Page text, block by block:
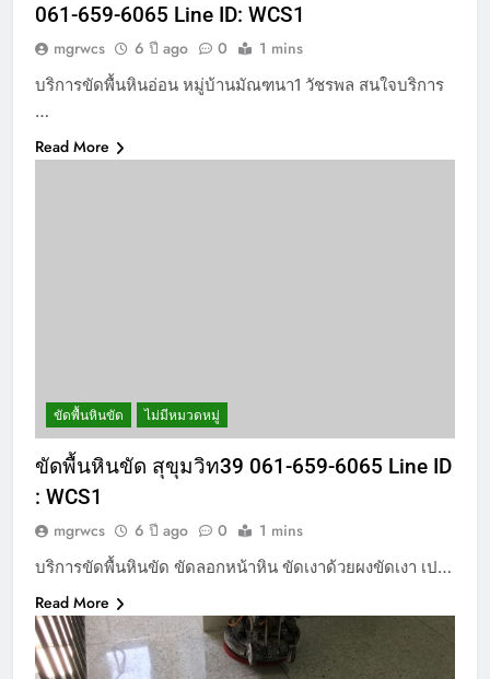
061-659-6065 Line ID: WCS1
mgrwcs 6 ปี ago 0 1 mins
บริการขัดพื้นหินอ่อน หมู่บ้านมัณฑนา1 วัชรพล สนใจบริการ
…
Read More
ขัดพื้นหินขัด ไม่มีหมวดหมู่
ขัดพื้นหินขัด สุขุมวิท39 061-659-6065 Line ID
: WCS1
mgrwcs 6 ปี ago 0 1 mins
บริการขัดพื้นหินขัด ขัดลอกหน้าหิน ขัดเงาด้วยผงขัดเงา เป…
Read More